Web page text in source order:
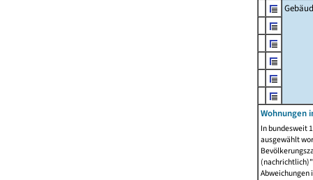
Wohnungen
In bundesweit
ausgewählt
Abweichungen